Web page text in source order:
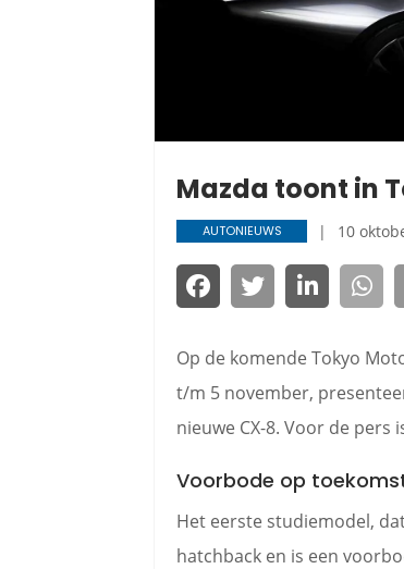
Mazda toont in
AUTONIEUWS 10
Op de komende Tokyo
t/m 5 november,
nieuwe CX-8. Voor de pers
Voorbode op
Het eerste studiemodel,
hatchback en is een